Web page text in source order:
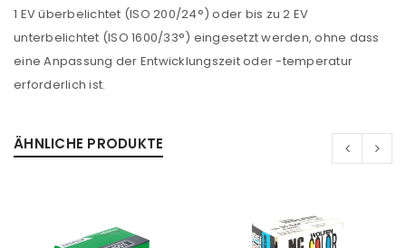
1 EV überbelichtet (ISO 200/24°) oder bis zu 2 EV
unterbelichtet (ISO 1600/33°) eingesetzt werden, ohne dass
eine Anpassung der Entwicklungszeit oder -temperatur
erforderlich ist.
ÄHNLICHE PRODUKTE